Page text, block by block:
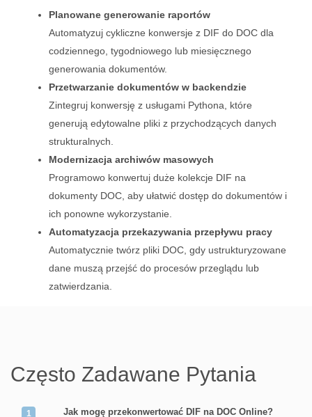
Planowane generowanie raportów
Automatyzuj cykliczne konwersje z DIF do DOC dla
codziennego, tygodniowego lub miesięcznego
generowania dokumentów.
Przetwarzanie dokumentów w backendzie
Zintegruj konwersję z usługami Pythona, które
generują edytowalne pliki z przychodzących danych
strukturalnych.
Modernizacja archiwów masowych
Programowo konwertuj duże kolekcje DIF na
dokumenty DOC, aby ułatwić dostęp do dokumentów i
ich ponowne wykorzystanie.
Automatyzacja przekazywania przepływu pracy
Automatycznie twórz pliki DOC, gdy ustrukturyzowane
dane muszą przejść do procesów przeglądu lub
zatwierdzania.
Często Zadawane Pytania
Jak mogę przekonwertować DIF na DOC Online?